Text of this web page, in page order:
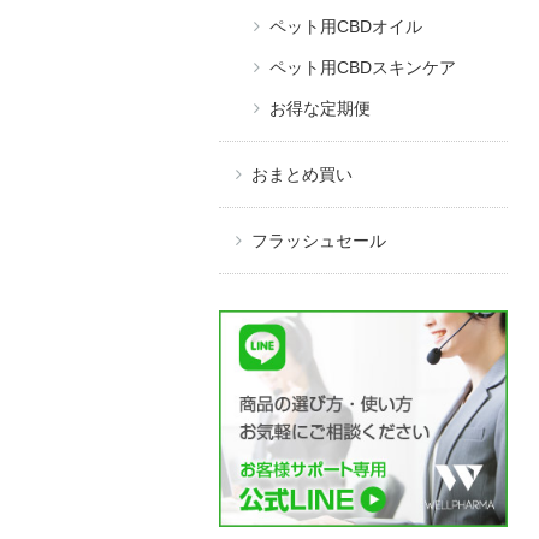
ペット用CBDオイル
ペット用CBDスキンケア
お得な定期便
おまとめ買い
フラッシュセール